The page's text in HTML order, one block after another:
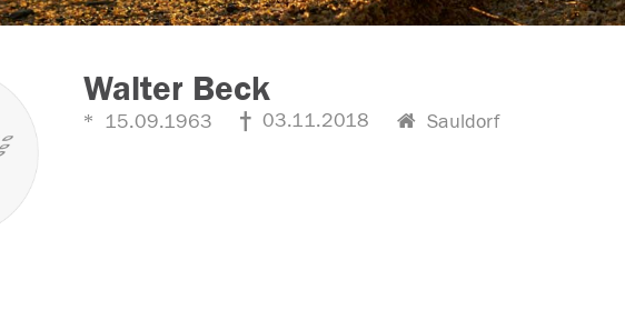
Walter Beck
15.09.1963 03.11.2018 Sauldorf